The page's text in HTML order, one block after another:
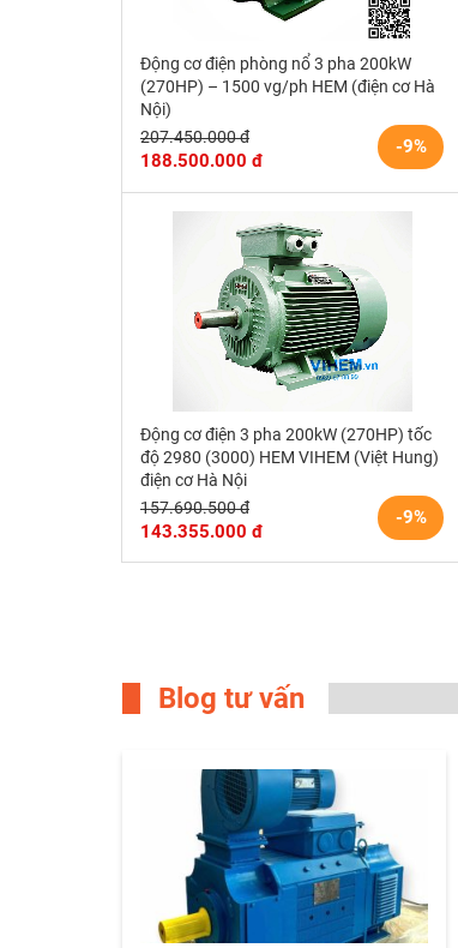
Động cơ điện phòng nổ 3 pha 200kW
(270HP) – 1500 vg/ph HEM (điện cơ Hà
Nội)
-9%
207.450.000 đ
188.500.000 đ
Động cơ điện 3 pha 200kW (270HP) tốc
độ 2980 (3000) HEM VIHEM (Việt Hung)
điện cơ Hà Nội
-9%
157.690.500 đ
143.355.000 đ
Blog tư vấn